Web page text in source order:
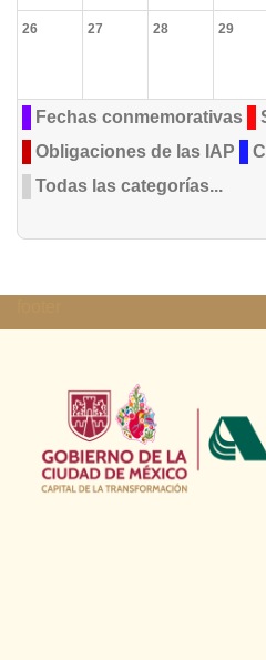
26 27 28 29
Fechas conmemorativas
Obligaciones de las IAP
Todas las categorías...